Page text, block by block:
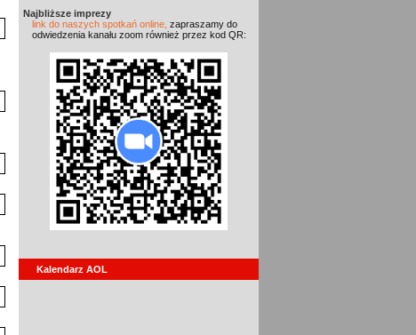
Najbliższe imprezy
link do naszych spotkań online, zapraszamy do
odwiedzenia kanału zoom również przez kod QR:
Kalendarz AOL